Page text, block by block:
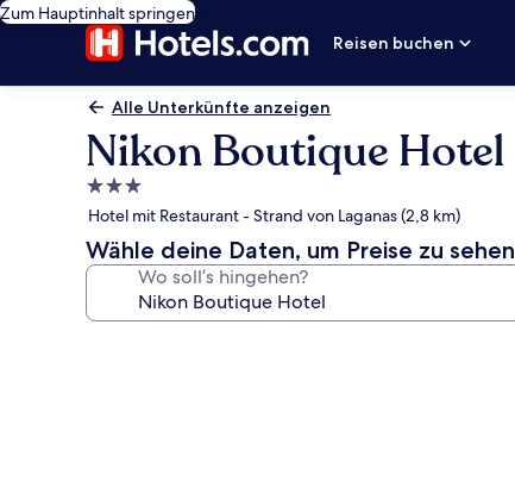
Zum Hauptinhalt springen
Reisen buchen
Alle Unterkünfte anzeigen
Nikon Boutique Hotel
3.0-
Sterne-
Unterkunft
Hotel mit Restaurant - Strand von Laganas (2,8 km)
Wähle deine Daten, um Preise zu sehen
Wo soll’s hingehen?